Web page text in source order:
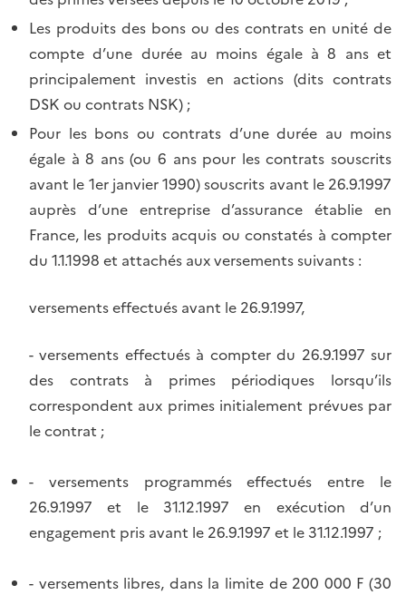
Les produits des bons ou des contrats en unité de
compte d’une durée au moins égale à 8 ans et
principalement investis en actions (dits contrats
DSK ou contrats NSK) ;
Pour les bons ou contrats d’une durée au moins
égale à 8 ans (ou 6 ans pour les contrats souscrits
avant le 1er janvier 1990) souscrits avant le 26.9.1997
auprès d’une entreprise d’assurance établie en
France, les produits acquis ou constatés à compter
du 1.1.1998 et attachés aux versements suivants :
versements effectués avant le 26.9.1997,
- versements effectués à compter du 26.9.1997 sur
des contrats à primes périodiques lorsqu’ils
correspondent aux primes initialement prévues par
le contrat ;
- versements programmés effectués entre le
26.9.1997 et le 31.12.1997 en exécution d’un
engagement pris avant le 26.9.1997 et le 31.12.1997 ;
- versements libres, dans la limite de 200 000 F (30